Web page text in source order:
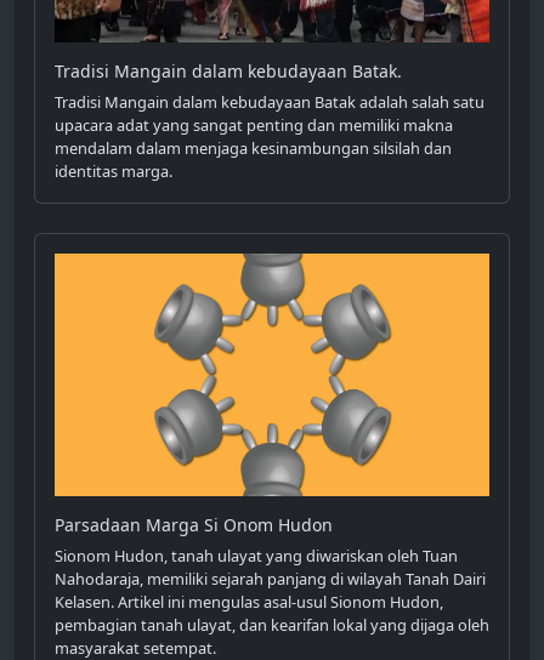
Tradisi Mangain dalam kebudayaan Batak.
Tradisi Mangain dalam kebudayaan Batak adalah salah satu
upacara adat yang sangat penting dan memiliki makna
mendalam dalam menjaga kesinambungan silsilah dan
identitas marga.
Parsadaan Marga Si Onom Hudon
Sionom Hudon, tanah ulayat yang diwariskan oleh Tuan
Nahodaraja, memiliki sejarah panjang di wilayah Tanah Dairi
Kelasen. Artikel ini mengulas asal-usul Sionom Hudon,
pembagian tanah ulayat, dan kearifan lokal yang dijaga oleh
masyarakat setempat.